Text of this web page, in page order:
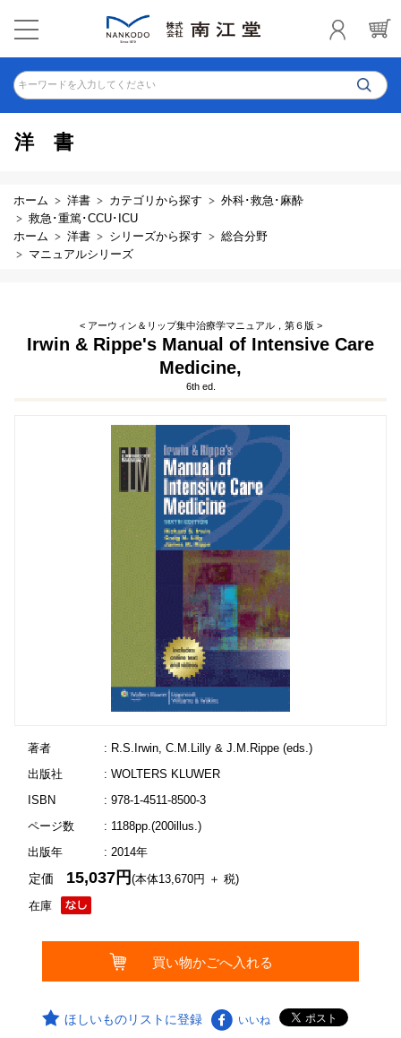
キーワードを入力してください
洋書
ホーム 洋書 カテゴリから探す
外科･救急･麻酔
救急･重篤･CCU･ICU
ホーム
洋書 シリーズから探す
総合分野
マニュアルシリーズ
< アーウィン＆リップ集中治療学マニュアル，第６版 >
Irwin & Rippe's Manual of Intensive Care
Medicine,
6th ed.
著者
: R.S.Irwin, C.M.Lilly & J.M.Rippe (eds.)
出版社
: WOLTERS KLUWER
ISBN
: 978-1-4511-8500-3
ページ数
: 1188pp.(200illus.)
出版年
: 2014年
在庫
定価 15,037円(本体13,670円 ＋ 税)
ほしいものリストに登録 いいね